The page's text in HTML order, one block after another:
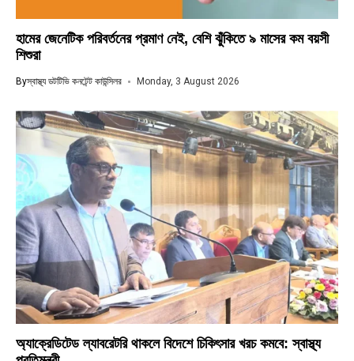
হামের জেনেটিক পরিবর্তনের প্রমাণ নেই, বেশি ঝুঁকিতে ৯ মাসের কম বয়সী
শিশুরা
Byস্বাস্থ্য ডটটিভি কনটেন্ট কাউন্সিলর Monday, 3 August 2026
অ্যাক্রেডিটেড ল্যাবরেটরি থাকলে বিদেশে চিকিৎসার খরচ কমবে: স্বাস্থ্য